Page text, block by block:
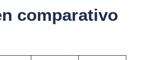
comparativo